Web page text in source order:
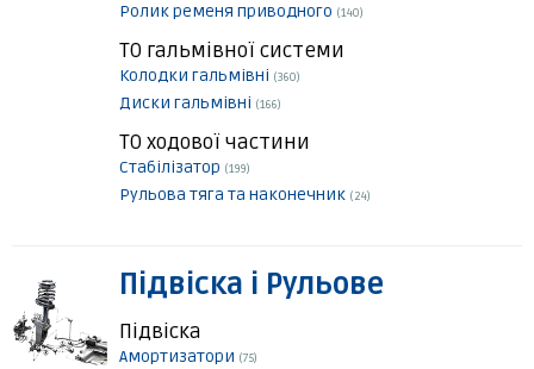
Ролик ременя приводного (140)
ТО гальмівної системи
Колодки гальмівні (360)
Диски гальмівні (166)
ТО ходової частини
Стабілізатор (199)
Рульова тяга та наконечник (24)
Підвіска і Рульове
Підвіска
Амортизатори (75)